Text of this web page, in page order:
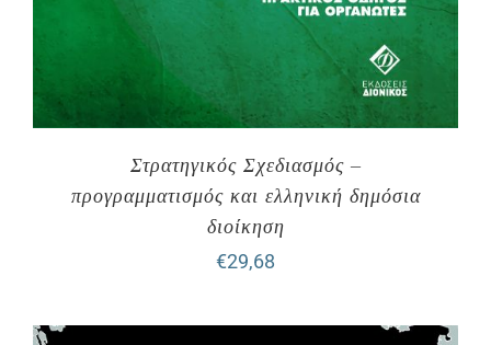
Στρατηγικός Σχεδιασμός –
προγραμματισμός και ελληνική δημόσια
διοίκηση
€29,68